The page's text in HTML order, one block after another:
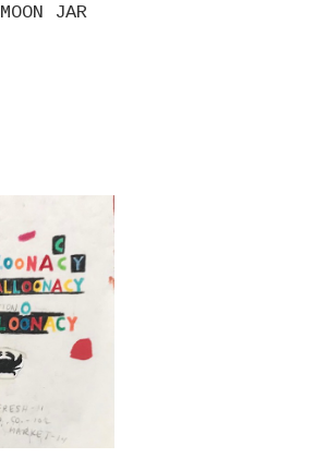
BUNCHEONG MOON JAR